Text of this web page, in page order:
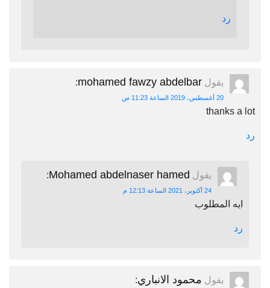
رد
يقول mohamed fawzy abdelbar
:
20 أغسطس، 2019 الساعة 11:23 ص
thanks a lot
رد
يقول Mohamed abdelnaser hamed
:
24 أكتوبر، 2021 الساعة 12:13 م
ايه المطلوب
رد
يقول محمود الانباري: